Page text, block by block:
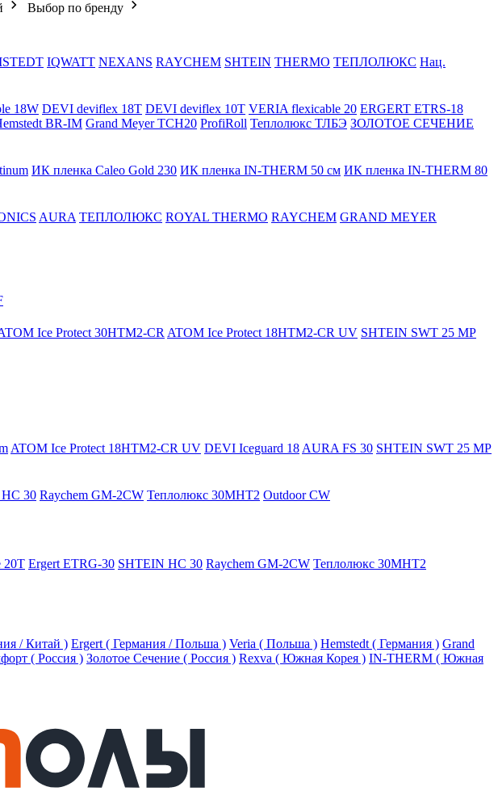
Выбор по бренду
IQWATT NEXANS RAYCHEM SHTEIN THERMO ТЕПЛОЛЮКС Нац.
18W DEVI deviflex 18T DEVI deviflex 10T VERIA flexicable 20 ERGERT ETRS-18
BR-IM Grand Meyer TCH20 ProfiRoll Теплолюкс ТЛБЭ ЗОЛОТОЕ СЕЧЕНИЕ
ИК пленка Caleo Gold 230 ИК пленка IN-THERM 50 см ИК пленка IN-THERM 80
AURA ТЕПЛОЛЮКС ROYAL THERMO RAYCHEM GRAND MEYER
Ice Protect 30HTM2-CR ATOM Ice Protect 18HTM2-CR UV SHTEIN SWT 25 MP
ATOM Ice Protect 18HTM2-CR UV DEVI Iceguard 18 AURA FS 30 SHTEIN SWT 25 MP
30 Raychem GM-2CW Теплолюкс 30МНТ2 Outdoor CW
20T Ergert ETRG-30 SHTEIN HC 30 Raychem GM-2CW Теплолюкс 30МНТ2
/ Китай ) Ergert ( Германия / Польша ) Veria ( Польша ) Hemstedt ( Германия ) Grand
( Россия ) Золотое Сечение ( Россия ) Rexva ( Южная Корея ) IN-THERM ( Южная